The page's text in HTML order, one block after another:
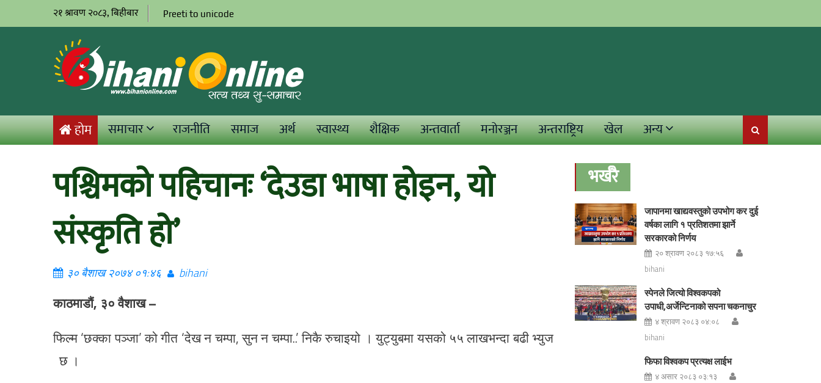
२१ श्रावण २०८३, बिहीबार Preeti to unicode
होम समाचार राजनीति समाज अर्थ स्वास्थ्य शैक्षिक अन्तवार्ता मनोरञ्जन अन्तराष्ट्रिय खेल अन्य
पश्चिमको पहिचानः ‘देउडा भाषा होइन, यो
संस्कृति हो’
३० बैशाख २०७४ ०१:४६ bihani
काठमाडौं, ३० वैशाख –
फिल्म ‘छक्का पञ्जा’ को गीत ‘देख न चम्पा, सुन न चम्पा..’ निकै रुचाइयो । युट्युबमा यसको ५५ लाखभन्दा बढी भ्युज
छ ।
भर्खरै
जापानमा खाद्यवस्तुको उपभोग कर दुई
वर्षका लागि १ प्रतिशतमा झार्ने
सरकारको निर्णय
२० श्रावण २०८३ १७:५६
bihani
स्पेनले जित्यो विश्वकपको
उपाधी,अर्जेन्टिनाको सपना चकनाचुर
४ श्रावण २०८३ ०४:०८
bihani
फिफा विश्वकप प्रत्यक्ष लाईभ
४ असार २०८३ ०३:१३